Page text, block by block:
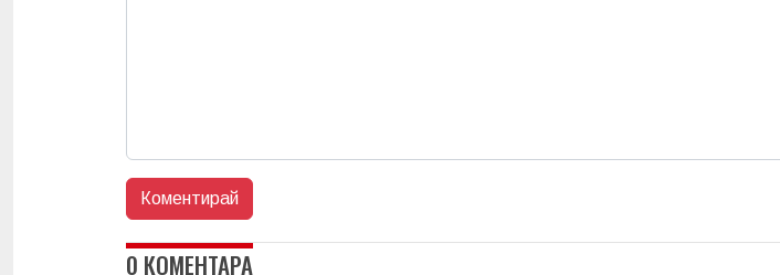
0 КОМЕНТАРА